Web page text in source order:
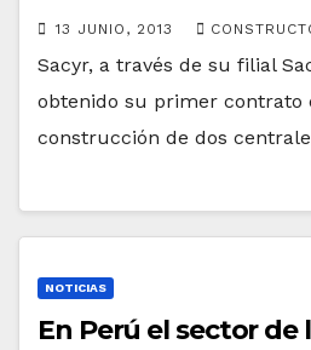
13 JUNIO, 2013
Sacyr, a través de su filial
obtenido su primer contrato
construcción de dos
NOTICIAS
En Perú el sector de